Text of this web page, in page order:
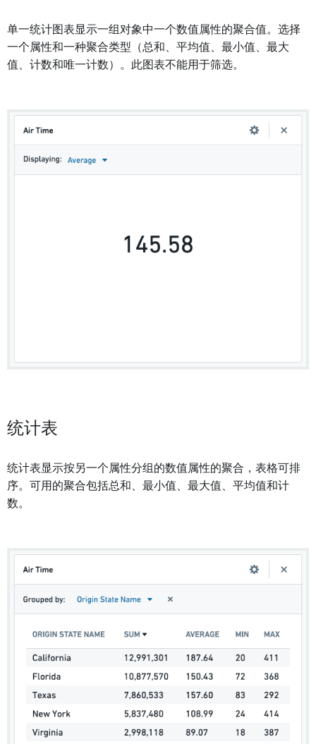
单一统计图表显示一组对象中一个数值属性的聚合值。选择
一个属性和一种聚合类型（总和、平均值、最小值、最大
值、计数和唯一计数）。此图表不能用于筛选。
统计表
统计表显示按另一个属性分组的数值属性的聚合，表格可排
序。可用的聚合包括总和、最小值、最大值、平均值和计
数。